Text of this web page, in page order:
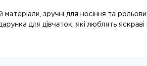
матеріали, зручні для носіння та
для дівчаток, які люблять